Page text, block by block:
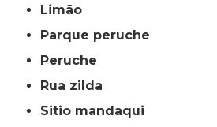
limão
parque peruche
peruche
rua zilda
sitio mandaqui